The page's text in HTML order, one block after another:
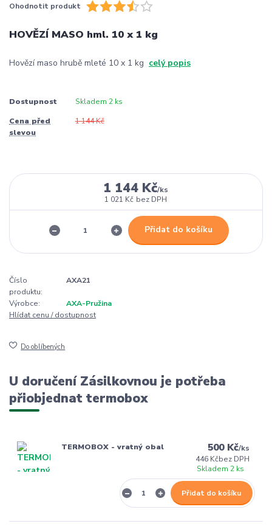
Ohodnotit produkt
HOVĚZÍ MASO hml. 10 x 1 kg
Hovězí maso hrubě mleté 10 x 1 kg celý popis
Dostupnost Skladem 2 ks
Cena před
slevou
1 144 Kč
1 144 Kč/ks
1 021 Kč bez DPH
Přidat do košíku
Číslo
produktu:
AXA21
Výrobce:
AXA-Pružina
Hlídat cenu / dostupnost
Do oblíbených
U doručení Zásilkovnou je potřeba
přiobjednat termobox
TERMOBOX - vratný obal 500 Kč/ks
446 Kčbez DPH
Skladem 2 ks
Přidat do košíku